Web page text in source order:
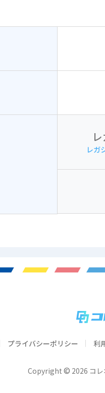
レガ
プライバシーポリシー 利
Copyright © 2026 コ